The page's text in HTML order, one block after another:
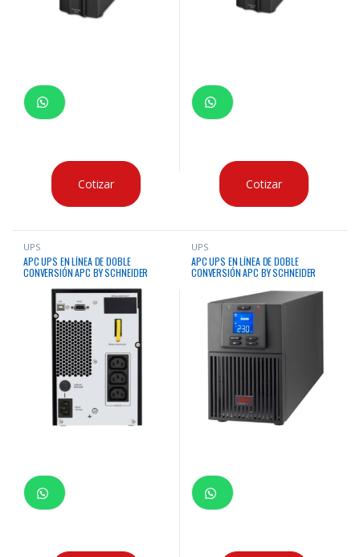
Cotizar Cotizar
UPS
APC UPS EN LÍNEA DE DOBLE
CONVERSIÓN APC BY SCHNEIDER
UPS
APC UPS EN LÍNEA DE DOBLE
CONVERSIÓN APC BY SCHNEIDER